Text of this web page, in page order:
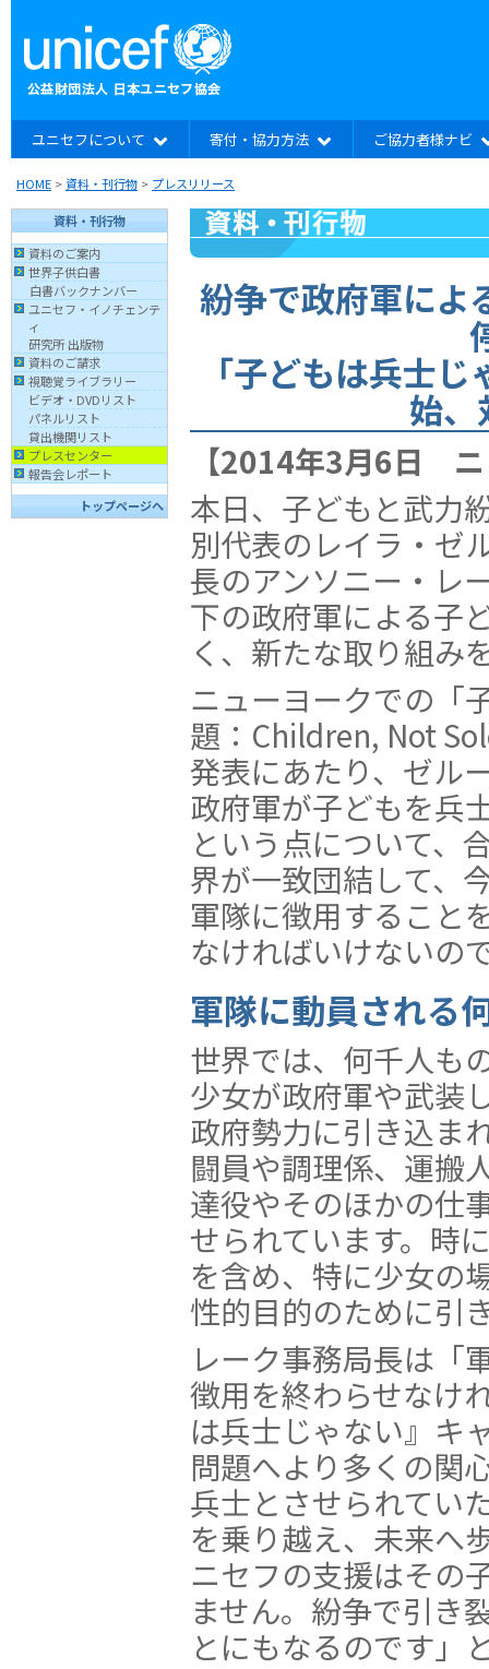
ユニセフについて 寄付・協力方法 ご協力者様ナビ
HOME >資料・刊行物 > プレスリリース
資料・刊行物
資料のご案内
世界子供白書
白書バックナンバー
ユニセフ・イノチェンテ
ィ
研究所 出版物
資料のご請求
視聴覚ライブラリー
ビデオ・DVDリスト
パネルリスト
貸出機関リスト
プレスセンター
報告会レポート
トップページへ
紛争で政府軍によ
「子どもは兵士
始、
【2014年3月6日
本日、子どもと武
別代表のレイラ・ゼ
長のアンソニー・レ
下の政府軍による子
く、新たな取り組み
ニューヨークでの「
題：Children, Not
発表にあたり、ゼル
政府軍が子どもを兵
という点について、
界が一致団結して、
軍隊に徴用すること
なければいけないの
軍隊に動員される
世界では、何千人も
少女が政府軍や武装
政府勢力に引き込ま
闘員や調理係、運搬
達役やそのほかの仕
せられています。時
を含め、特に少女の
性的目的のために引
レーク事務局長は「
徴用を終わらせなけ
は兵士じゃない』キ
問題へより多くの関
兵士とさせられてい
を乗り越え、未来へ
ニセフの支援はその
ません。紛争で引き
とにもなるのです」